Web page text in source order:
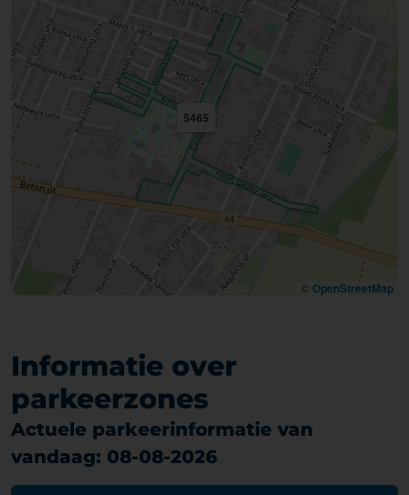
5465
© OpenStreetMap
Informatie over
parkeerzones
Actuele parkeerinformatie van
vandaag: 08-08-2026